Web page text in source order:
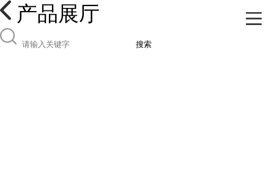
产品展厅
搜索